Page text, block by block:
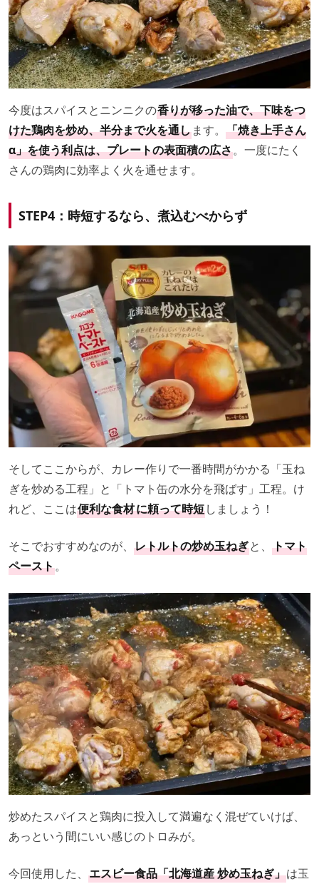
今度はスパイスとニンニクの香りが移った油で、下味をつ
けた鶏肉を炒め、半分まで火を通します。 「焼き上手さん
α」を使う利点は、プレートの表面積の広さ。一度にたく
さんの鶏肉に効率よく火を通せます。
STEP4：時短するなら、煮込むべからず
そしてここからが、カレー作りで一番時間がかかる「玉ね
ぎを炒める工程」と「トマト缶の水分を飛ばす」工程。け
れど、ここは便利な食材に頼って時短しましょう！
そこでおすすめなのが、 レトルトの炒め玉ねぎと、 トマト
ペースト。
炒めたスパイスと鶏肉に投入して満遍なく混ぜていけば、
あっという間にいい感じのトロみが。
今回使用した、 エスビー食品「北海道産 炒め玉ねぎ」は玉